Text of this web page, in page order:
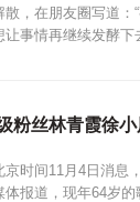
散，在朋友圈写道：
让事情再继续发酵
粉丝林青霞徐
京时间11月4日消息
体报道，现年64岁